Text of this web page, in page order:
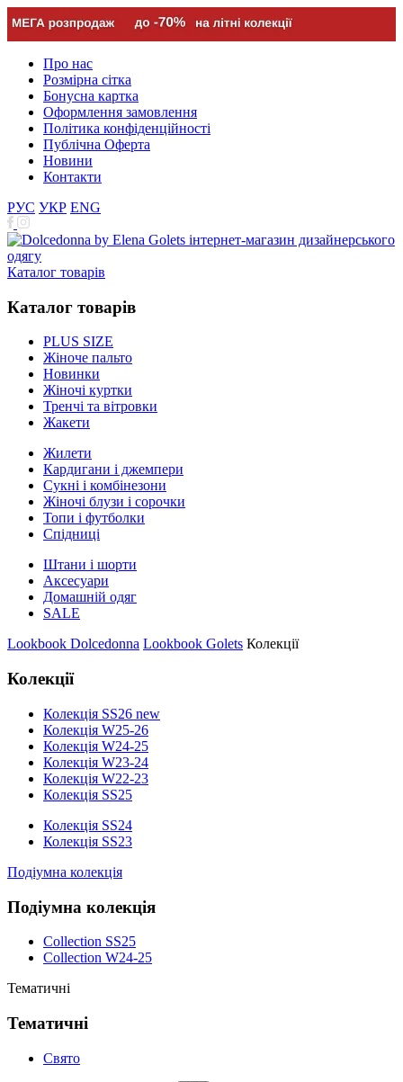
Про нас
Розмірна сітка
Бонусна картка
Оформлення замовлення
Політика конфіденційності
Публічна Оферта
Новини
Контакти
РУС УКР ENG
Каталог товарів
Каталог товарів
PLUS SIZE
Жіноче пальто
Новинки
Жіночі куртки
Тренчі та вітровки
Жакети
Жилети
Кардигани і джемпери
Сукні і комбінезони
Жіночі блузи і сорочки
Топи і футболки
Спідниці
Штани і шорти
Аксесуари
Домашній одяг
SALE
Lookbook Dolcedonna Lookbook Golets Колекції
Колекції
Колекція SS26 new
Колекція W25-26
Колекція W24-25
Колекція W23-24
Колекція W22-23
Колекція SS25
Колекція SS24
Колекція SS23
Подіумна колекція
Подіумна колекція
Collection SS25
Collection W24-25
Тематичні
Тематичні
Свято